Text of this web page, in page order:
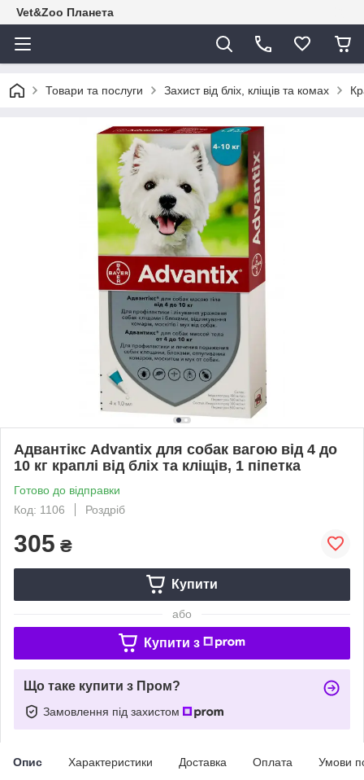
Vet&Zoo Планета
Товари та послуги Захист від бліх, кліщів та комах
Адвантікс Advantix для собак вагою від 4 до
10 кг краплі від бліх та кліщів, 1 піпетка
Готово до відправки
Код: 1106
Роздріб
305 ₴
Купити
або
Купити з
Що таке купити з Пром?
Замовлення під захистом
Опис Характеристики Доставка Оплата Умови